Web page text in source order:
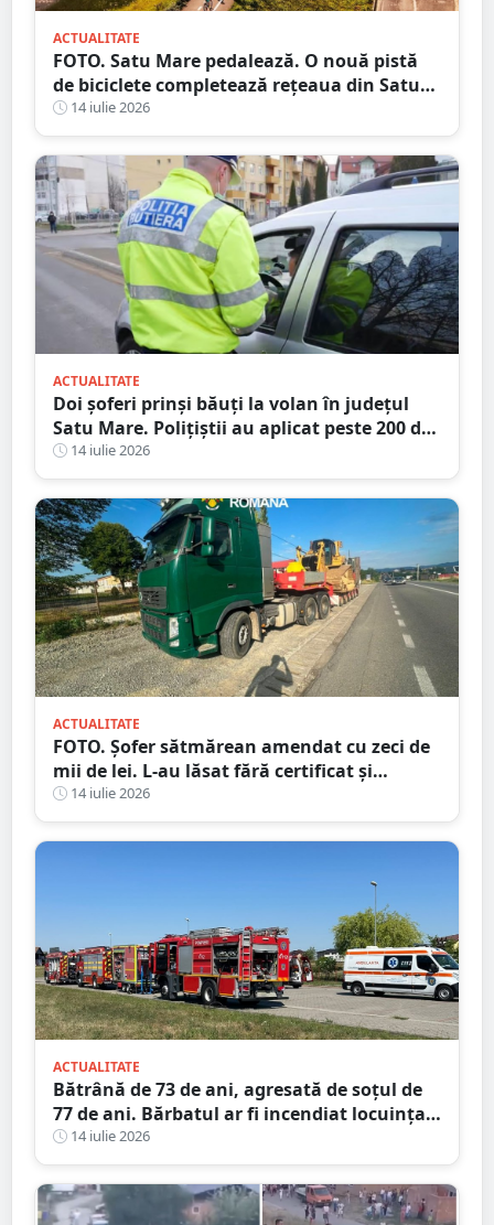
ACTUALITATE
FOTO. Satu Mare pedalează. O nouă pistă
de biciclete completează rețeaua din Satu
Mare
14 iulie 2026
ACTUALITATE
Doi șoferi prinși băuți la volan în județul
Satu Mare. Polițiștii au aplicat peste 200 de
amenzi într-o singură zi
14 iulie 2026
ACTUALITATE
FOTO. Șofer sătmărean amendat cu zeci de
mii de lei. L-au lăsat fără certificat și
plăcuțe
14 iulie 2026
ACTUALITATE
Bătrână de 73 de ani, agresată de soțul de
77 de ani. Bărbatul ar fi incendiat locuința
din județul Satu Mare
14 iulie 2026